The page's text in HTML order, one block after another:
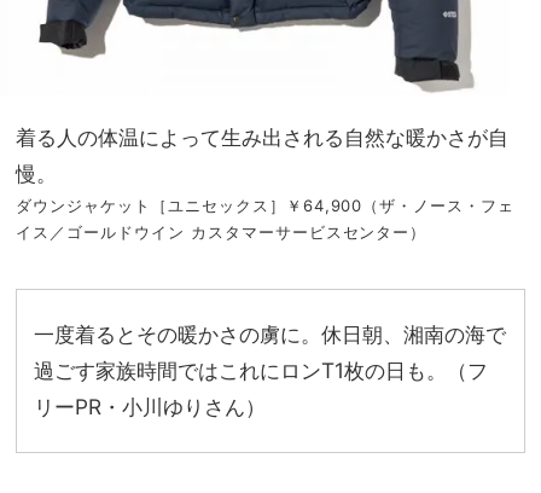
着る人の体温によって生み出される自然な暖かさが自
慢。
ダウンジャケット［ユニセックス］￥64,900（ザ・ノース・フェ
イス／ゴールドウイン カスタマーサービスセンター）
一度着るとその暖かさの虜に。休日朝、湘南の海で
過ごす家族時間ではこれにロンT1枚の日も。（フ
リーPR・小川ゆりさん）